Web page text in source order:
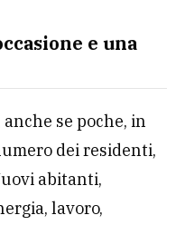
e una
se poche, in
dei residenti,
abitanti,
lavoro,